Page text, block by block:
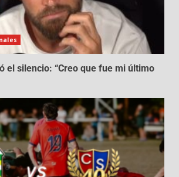
el silencio: “Creo que fue mi último